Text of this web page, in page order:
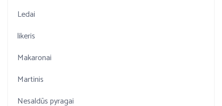
Ledai
likeris
Makaronai
Martinis
Nesaldūs pyragai